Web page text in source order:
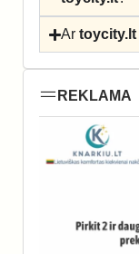
Artoycity.lt
REKLAMA